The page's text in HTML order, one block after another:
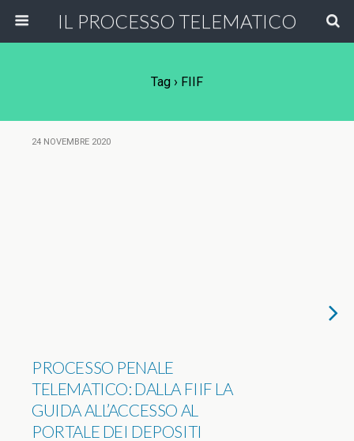
IL PROCESSO TELEMATICO
Tag › FIIF
24 NOVEMBRE 2020
PROCESSO PENALE
TELEMATICO: DALLA FIIF LA
GUIDA ALL’ACCESSO AL
PORTALE DEI DEPOSITI